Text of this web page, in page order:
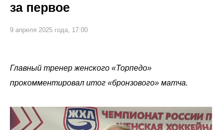
за первое
9 апреля 2025 года, 17:00
Главный тренер женского «Торпедо»
прокомментировал итог «бронзового» матча.